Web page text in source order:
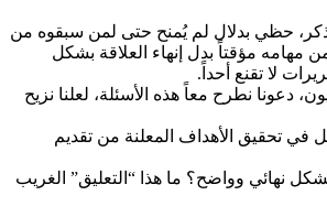
حظي بدلال لم يُمنح حتى لمن سبقوه من
من مهامه مؤقتاً بدل إنهاء العلاقة بشكل
لا تقنع أحداً.
دعونا نطرح معاً هذه الأسئلة، لعلنا نزيح
في تحقيق الأهداف المعلنة من تقديم
نهائي وواضح؟ ما هذا “التعليق” الغريب